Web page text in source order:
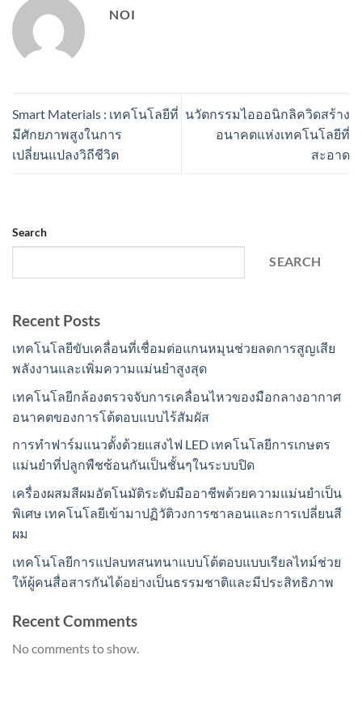
NOI
Smart Materials : เทคโนโลยีที่
มีศักยภาพสูงในการ
เปลี่ยนแปลงวิถีชีวิต
นวัตกรรมไอออนิกลิควิดสร้าง
อนาคตแห่งเทคโนโลยีที่
สะอาด
Search
SEARCH
Recent Posts
เทคโนโลยีขับเคลื่อนที่เชื่อมต่อแกนหมุนช่วยลดการสูญเสีย
พลังงานและเพิ่มความแม่นยำสูงสุด
เทคโนโลยีกล้องตรวจจับการเคลื่อนไหวของมือกลางอากาศ
อนาคตของการโต้ตอบแบบไร้สัมผัส
การทำฟาร์มแนวตั้งด้วยแสงไฟ LED เทคโนโลยีการเกษตร
แม่นยำที่ปลูกพืชซ้อนกันเป็นชั้นๆในระบบปิด
เครื่องผสมสีผมอัตโนมัติระดับมืออาชีพด้วยความแม่นยำเป็น
พิเศษ เทคโนโลยีเข้ามาปฏิวัติวงการซาลอนและการเปลี่ยนสี
ผม
เทคโนโลยีการแปลบทสนทนาแบบโต้ตอบแบบเรียลไทม์ช่วย
ให้ผู้คนสื่อสารกันได้อย่างเป็นธรรมชาติและมีประสิทธิภาพ
Recent Comments
No comments to show.